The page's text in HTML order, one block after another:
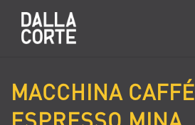
MACCHINA CAFFÉ